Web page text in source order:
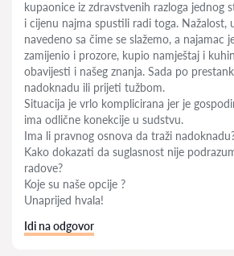
kupaonice iz zdravstvenih razloga jednog
i cijenu najma spustili radi toga. Nažalost,
navedeno sa čime se slažemo, a najamac
zamijenio i prozore, kupio namještaj i
obavijesti i našeg znanja. Sada po
nadoknadu ili prijeti tužbom.
Situacija je vrlo komplicirana jer je
ima odlične konekcije u sudstvu.
Ima li pravnog osnova da traži
Kako dokazati da suglasnost nije
radove?
Koje su naše opcije ?
Unaprijed hvala!
Idi na odgovor